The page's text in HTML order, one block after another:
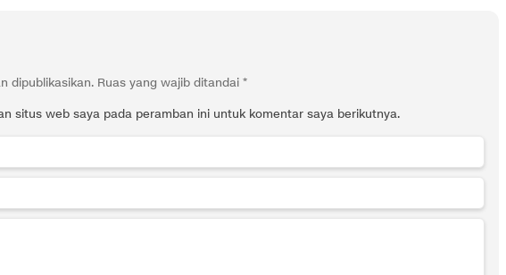
dipublikasikan. Ruas yang wajib ditandai *
situs web saya pada peramban ini untuk komentar saya berikutnya.